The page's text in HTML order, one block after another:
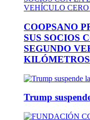
COOPSANO
SUS SOCIOS
SEGUNDO
Trump